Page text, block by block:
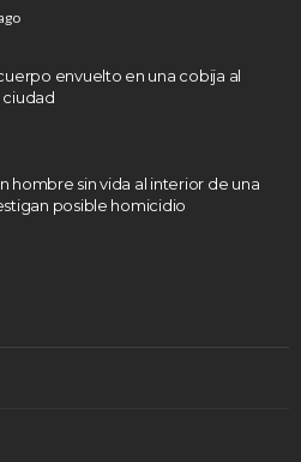
envuelto en una cobija al
hombre sin vida al interior de una
posible homicidio